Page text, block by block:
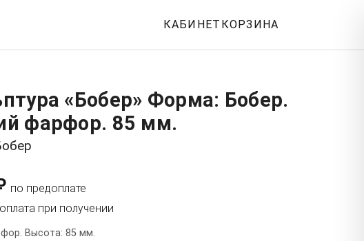
КАБИНЕТ КОРЗИНА
«Бобер» Форма: Бобер.
фарфор. 85 мм.
по предоплате
оплата при получении
Высота: 85 мм.